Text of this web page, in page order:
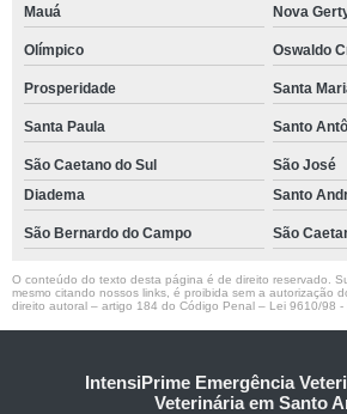
Mauá Nova
Olímpico Oswaldo
Prosperidade Santa
Santa Paula Santo
São Caetano do Sul
São José
Diadema
Santo
São Bernardo do Campo São
O conteúdo do texto desta página é de direito reservado.
mesmo citando nossos links, é proibida sem a autorização
direito autoral – artigo 184 do Código Penal – Lei 9610/98 -
IntensiPrime Emergência
Veterinária em Santo